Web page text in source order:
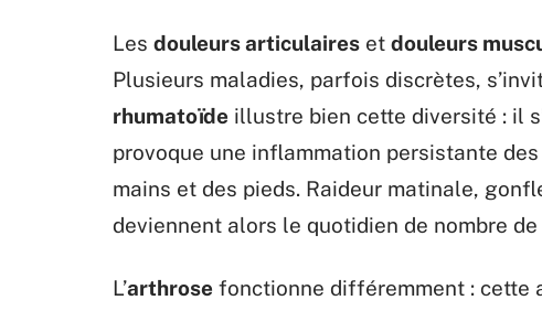
Les douleurs articulaires et douleurs
Plusieurs maladies, parfois discrètes,
rhumatoïde illustre bien cette diversité : il
provoque une inflammation persistante
mains et des pieds. Raideur matinale,
deviennent alors le quotidien de nombre
L’arthrose fonctionne différemment : cette